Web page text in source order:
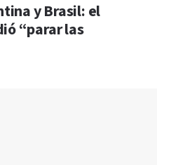
y Brasil: el
“parar las